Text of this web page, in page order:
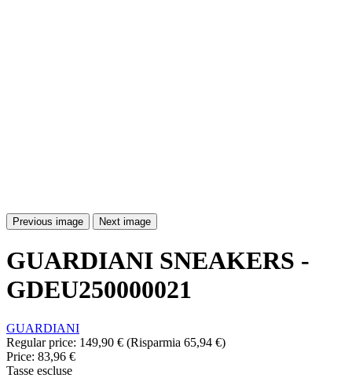
Previous image Next image
GUARDIANI SNEAKERS -
GDEU250000021
GUARDIANI
Regular price: 149,90 € (Risparmia 65,94 €)
Price: 83,96 €
Tasse escluse